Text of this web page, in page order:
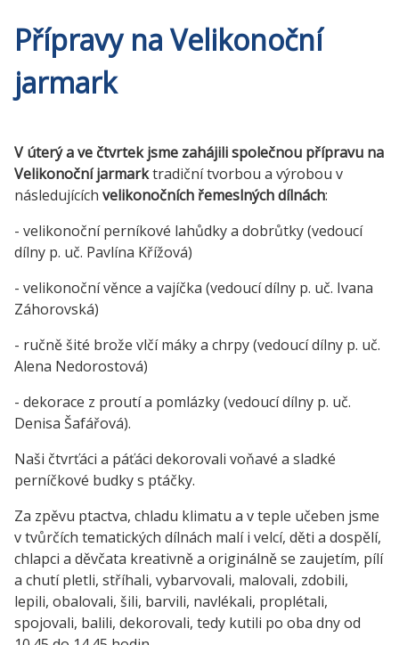
Přípravy na Velikonoční
jarmark
V úterý a ve čtvrtek jsme zahájili společnou přípravu na
Velikonoční jarmarktradiční tvorbou a výrobou v
následujících velikonočních řemeslných dílnách:
- velikonoční perníkové lahůdky a dobrůtky (vedoucí
dílny p. uč. Pavlína Křížová)
- velikonoční věnce a vajíčka (vedoucí dílny p. uč. Ivana
Záhorovská)
- ručně šité brože vlčí máky a chrpy (vedoucí dílny p. uč.
Alena Nedorostová)
- dekorace z proutí a pomlázky (vedoucí dílny p. uč.
Denisa Šafářová).
Naši čtvrťáci a páťáci dekorovali voňavé a sladké
perníčkové budky s ptáčky.
Za zpěvu ptactva, chladu klimatu a v teple učeben jsme
v tvůrčích tematických dílnách malí i velcí, děti a dospělí,
chlapci a děvčata kreativně a originálně se zaujetím, pílí
a chutí pletli, stříhali, vybarvovali, malovali, zdobili,
lepili, obalovali, šili, barvili, navlékali, proplétali,
spojovali, balili, dekorovali, tedy kutili po oba dny od